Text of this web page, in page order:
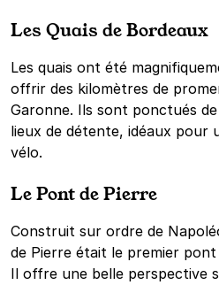
Les Quais de Bordeaux
Les quais ont été
offrir des kilomètres de
Garonne. Ils sont ponctués
lieux de détente, idéaux pour
vélo.
Le Pont de Pierre
Construit sur ordre de
de Pierre était le premier
Il offre une belle perspective